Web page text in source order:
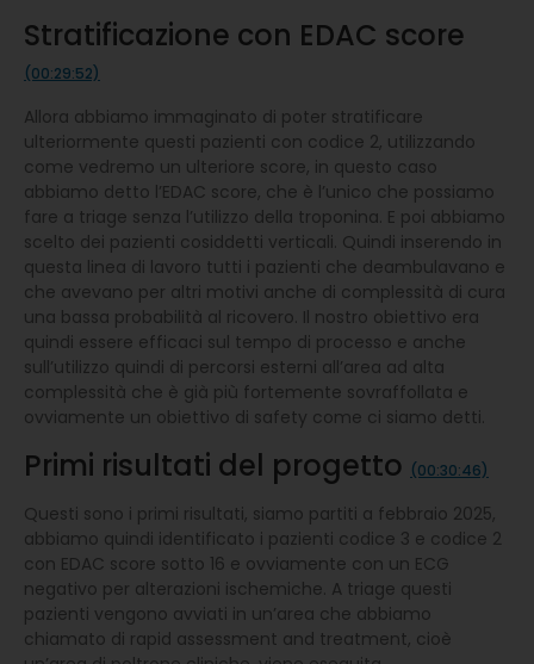
Stratificazione con EDAC score
(00:29:52)
Allora abbiamo immaginato di poter stratificare
ulteriormente questi pazienti con codice 2, utilizzando
come vedremo un ulteriore score, in questo caso
abbiamo detto l’EDAC score, che è l’unico che possiamo
fare a triage senza l’utilizzo della troponina. E poi abbiamo
scelto dei pazienti cosiddetti verticali. Quindi inserendo in
questa linea di lavoro tutti i pazienti che deambulavano e
che avevano per altri motivi anche di complessità di cura
una bassa probabilità al ricovero. Il nostro obiettivo era
quindi essere efficaci sul tempo di processo e anche
sull’utilizzo quindi di percorsi esterni all’area ad alta
complessità che è già più fortemente sovraffollata e
ovviamente un obiettivo di safety come ci siamo detti.
Primi risultati del progetto (00:30:46)
Questi sono i primi risultati, siamo partiti a febbraio 2025,
abbiamo quindi identificato i pazienti codice 3 e codice 2
con EDAC score sotto 16 e ovviamente con un ECG
negativo per alterazioni ischemiche. A triage questi
pazienti vengono avviati in un’area che abbiamo
chiamato di rapid assessment and treatment, cioè